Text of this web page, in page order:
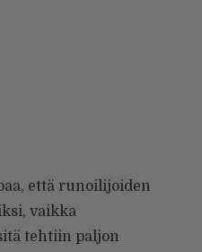
että runoilijoiden
vaikka
tehtiin paljon